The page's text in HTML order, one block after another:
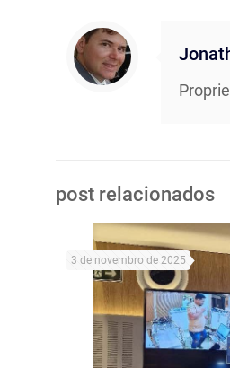
post relacionados
3 de novembro de 2025